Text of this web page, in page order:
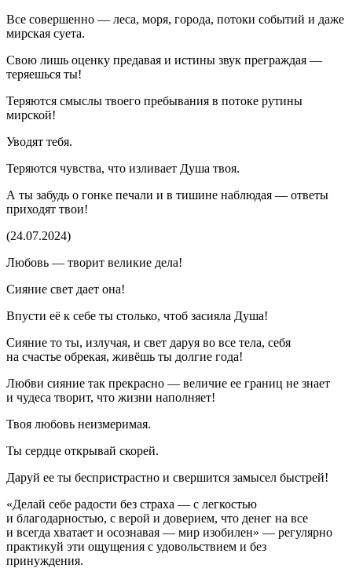
Все совершенно — леса, моря, города, потоки событий и даже
мирская суета.
Свою лишь оценку предавая и истины звук преграждая —
теряешься ты!
Теряются смыслы твоего пребывания в потоке рутины
мирской!
Уводят тебя.
Теряются чувства, что изливает Душа твоя.
А ты забудь о гонке печали и в тишине наблюдая — ответы
приходят твои!
(24.07.2024)
Любовь — творит великие дела!
Сияние свет дает она!
Впусти её к себе ты столько, чтоб засияла Душа!
Сияние то ты, излучая, и свет даруя во все тела, себя
на счастье обрекая, живёшь ты долгие года!
Любви сияние так прекрасно — величие ее границ не знает
и чудеса творит, что жизни наполняет!
Твоя любовь неизмеримая.
Ты сердце открывай скорей.
Даруй ее ты беспристрастно и свершится замысел быстрей!
«Делай себе радости без страха — с легкостью
и благодарностью, с верой и доверием, что денег на все
и всегда хватает и осознавая — мир изобилен» — регулярно
практикуй эти ощущения с удовольствием и без
принуждения.